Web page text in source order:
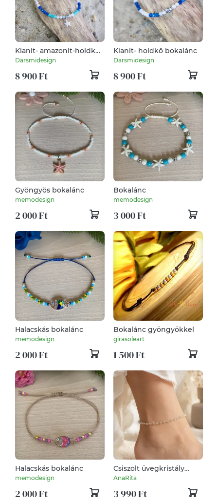
Kianit- amazonit-holdkő
bokalánc
Darsmidesign
8 900 Ft
Kianit- holdkő bokalánc
Darsmidesign
8 900 Ft
Gyöngyös bokalánc
memodesign
2 000 Ft
Bokalánc
memodesign
3 000 Ft
Halacskás bokalánc
memodesign
2 000 Ft
Bokalánc gyöngyökkel
girasoleart
1 500 Ft
Halacskás bokalánc
memodesign
2 000 Ft
Csiszolt üvegkristály
gyöngyös arany színű
+ 5 cm
AnaRita
3 990 Ft